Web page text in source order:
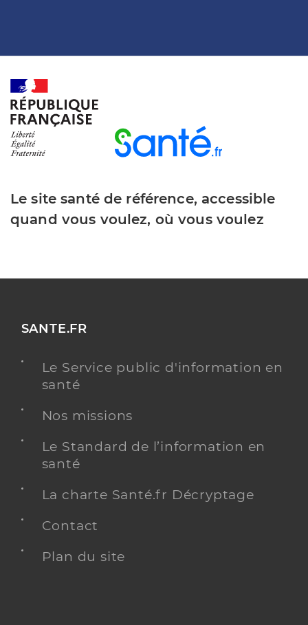
Le site santé de référence, accessible
quand vous voulez, où vous voulez
SANTE.FR
Le Service public d'information en
santé
Nos missions
Le Standard de l’information en
santé
La charte Santé.fr Décryptage
Contact
Plan du site